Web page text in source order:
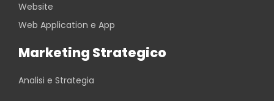
Website
Web Application e App
Marketing Strategico
Analisi e Strategia